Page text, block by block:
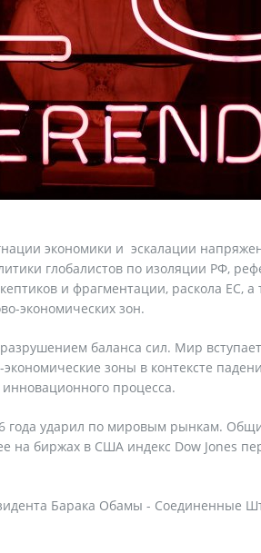
экономики и эскалации
глобалистов по изоляции РФ,
и фрагментации, раскола ЕС,
экономических зон.
баланса сил. Мир
зоны в контексте
процесса.
года ударил по мировым рынкам.
на биржах в США индекс Dow Jones
Барака Обамы - Соединенные